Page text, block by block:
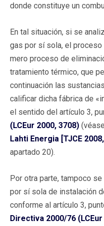
donde constituye un
En tal situación, si se
gas por sí sola, el proceso
mero proceso de
tratamiento térmico, que
continuación las
calificar dicha fábrica de
el sentido del artículo 3,
(LCEur 2000, 3708)
Lahti Energia [TJCE
apartado 20).
Por otra parte, tampoco
por sí sola de instalación
conforme al artículo 3,
Directiva 2000/76